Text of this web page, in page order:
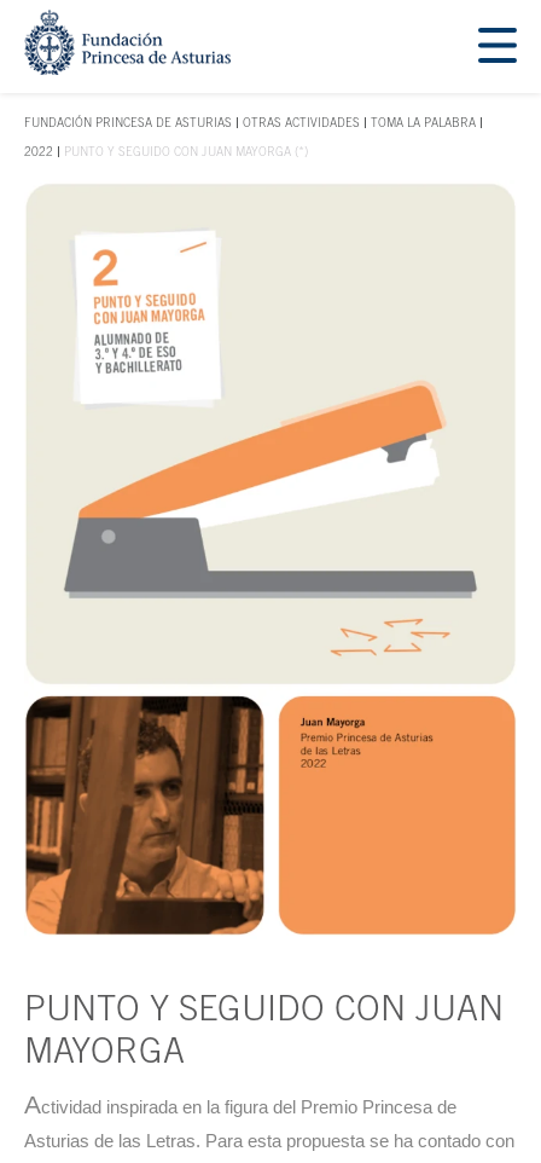
Saltar navegación. Ir directamente al contenido principal
FUNDACIÓN PRINCESA DE ASTURIAS
TECLA DE ACCESO 1
OTRAS ACTIVIDADES
TOMA LA PALABRA
2022
PUNTO Y SEGUIDO CON JUAN MAYORGA (*)
Contenido principal
PUNTO Y SEGUIDO CON JUAN
MAYORGA
Actividad inspirada en la figura del Premio Princesa de
Asturias de las Letras. Para esta propuesta se ha contado con